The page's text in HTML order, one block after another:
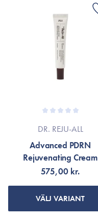
DR. REJU-ALL
Advanced PDRN
Rejuvenating Cream
575,00 kr.
VÄLJ VARIANT